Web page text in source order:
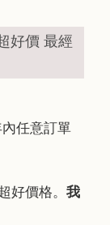
好價 最經
任意訂單
好價格。 我